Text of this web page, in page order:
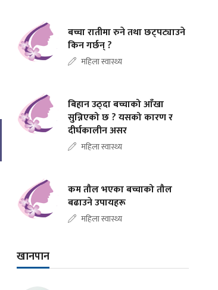
बच्चा रातीमा रुने तथा छट्पट्याउने
किन गर्छन् ?
महिला स्वास्थ्य
बिहान उठ्दा बच्चाको आँखा
सुन्निएको छ ? यसको कारण र
दीर्घकालीन असर
महिला स्वास्थ्य
कम तौल भएका बच्चाको तौल
बढाउने उपायहरू
महिला स्वास्थ्य
खानपान